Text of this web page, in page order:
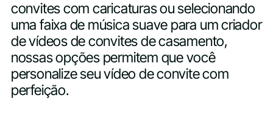
convites com caricaturas ou selecionando
uma faixa de música suave para um criador
de vídeos de convites de casamento,
nossas opções permitem que você
personalize seu vídeo de convite com
perfeição.